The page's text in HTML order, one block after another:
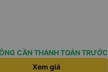
hơn nhiều so với một chuyến
suốt chuyến đi, và có thể
khuyên bạn nên chọn
CẦN THANH TOÁN TRƯỚC
Xem giá